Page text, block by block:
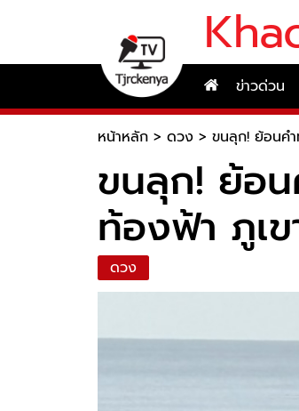
ข่าวด่วน
หน้าหลัก > ดวง > ขนลุก! ย้อนคำ
ขนลุก! ย้อน
ท้องฟ้า ภูเ
ดวง